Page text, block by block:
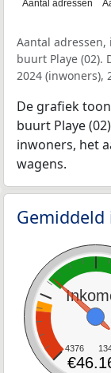
Aantal adressen
Aantal
buurt Playe (02).
2024 (inwoners),
De grafiek
buurt Playe
inwoners, het
wagens.
Gemiddeld
4376